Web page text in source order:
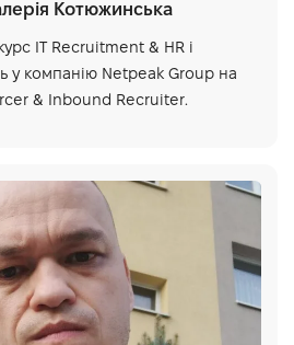
Котюжинська
IT Recruitment & HR і
у компанію Netpeak Group на
& Inbound Recruiter.